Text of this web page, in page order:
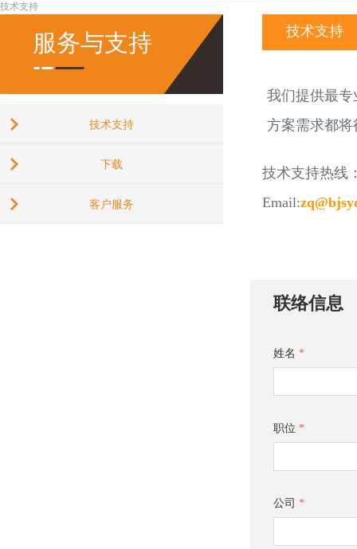
服务与支持
技术支持
下载
客户服务
技术支持
技术支持
我们提供最
方案需求都
技术支持热线
Email:
联络信息
姓名 *
职位 *
公司 *